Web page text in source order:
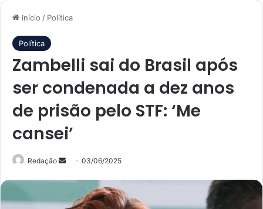
Início / Política
Política
Zambelli sai do Brasil após
ser condenada a dez anos
de prisão pelo STF: ‘Me
cansei’
Redação
Mande
mail
03/06/2025